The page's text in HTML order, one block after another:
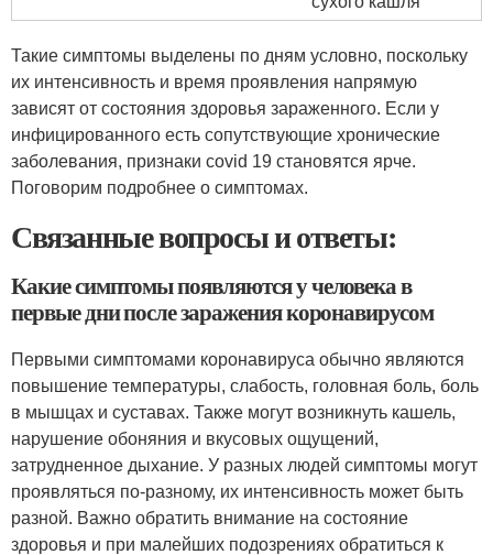
Такие симптомы выделены по дням условно, поскольку
их интенсивность и время проявления напрямую
зависят от состояния здоровья зараженного. Если у
инфицированного есть сопутствующие хронические
заболевания, признаки covid 19 становятся ярче.
Поговорим подробнее о симптомах.
Связанные вопросы и ответы:
Какие симптомы появляются у человека в
первые дни после заражения коронавирусом
Первыми симптомами коронавируса обычно являются
повышение температуры, слабость, головная боль, боль
в мышцах и суставах. Также могут возникнуть кашель,
нарушение обоняния и вкусовых ощущений,
затрудненное дыхание. У разных людей симптомы могут
проявляться по-разному, их интенсивность может быть
разной. Важно обратить внимание на состояние
здоровья и при малейших подозрениях обратиться к